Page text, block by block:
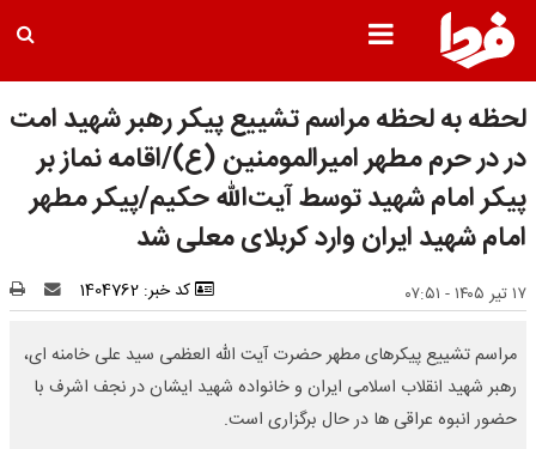
لحظه به لحظه مراسم تشییع پیکر رهبر شهید امت
در در حرم مطهر امیرالمومنین (ع)/اقامه نماز بر
پیکر امام شهید توسط آیت‌الله حکیم/پیکر مطهر
امام شهید ایران وارد کربلای معلی شد
۱۷ تیر ۱۴۰۵ - ۰۷:۵۱ کد خبر: 1404762
مراسم تشییع پیکرهای مطهر حضرت آیت الله العظمی سید علی خامنه ای،
رهبر شهید انقلاب اسلامی ایران و خانواده شهید ایشان در نجف اشرف با
حضور انبوه عراقی ها در حال برگزاری است.